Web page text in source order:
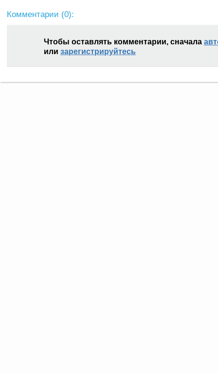
Комментарии (0):
Чтобы оставлять комментарии, сначала
или зарегистрируйтесь